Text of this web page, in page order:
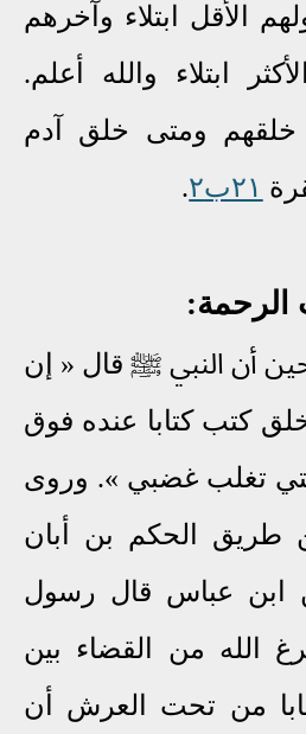
الأقل ابتلاء وآخرهم
ابتلاء والله أعلم.
ومتى خلق آدم
٢١ب٢ .
الرحمة:
أن النبي ﷺ قال « إن
كتب كتابا عنده فوق
تغلب غضبي »
. وروى
طريق الحكم بن أبان
ابن عباس قال رسول
الله من القضاء بين
من تحت العرش أن